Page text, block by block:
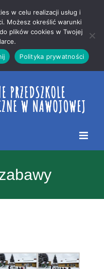
w celu realizacji usług i
Możesz określić warunki
plików cookies w Twojej
Polityka prywatności